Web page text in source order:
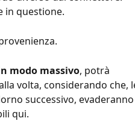
in questione.
modo massivo, potrà
volta, considerando che,
successivo, evaderanno
qui.